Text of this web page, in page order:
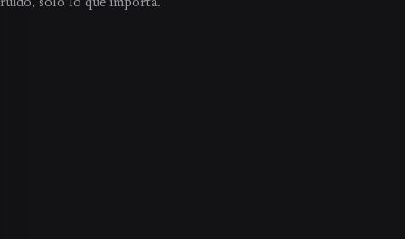
ruido, solo lo que importa.